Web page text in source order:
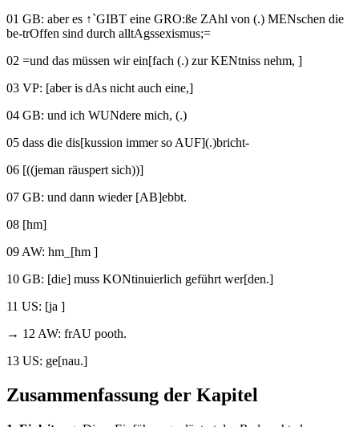
01 GB: aber es ↑`GIBT eine GRO:ße ZAhl von (.) MENschen die
be-trOffen sind durch alltAgssexismus;=
02 =und das müssen wir ein[fach (.) zur KENtniss nehm, ]
03 VP: [aber is dAs nicht auch eine,]
04 GB: und ich WUNdere mich, (.)
05 dass die dis[kussion immer so AUF](.)bricht-
06 [((jeman räuspert sich))]
07 GB: und dann wieder [AB]ebbt.
08 [hm]
09 AW: hm_[hm ]
10 GB: [die] muss KONtinuierlich geführt wer[den.]
11 US: [ja ]
→ 12 AW: frAU pooth.
13 US: ge[nau.]
Zusammenfassung der Kapitel